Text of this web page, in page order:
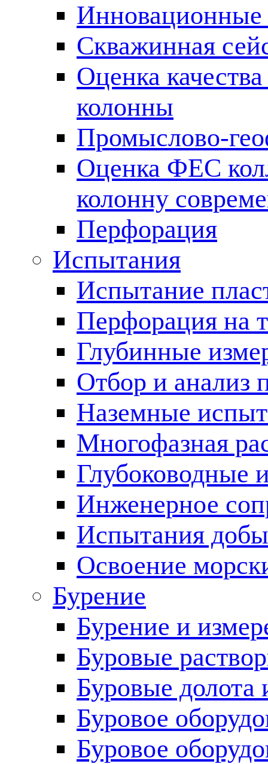
Инновационные
Скважинная
Оценка
колонны
Промыслово-
Оценка ФЕС
колонну
Перфорация
Испытания
Испытание
Перфорация на
Глубинные
Отбор и анализ
Наземные
Многофазная
Глубоководные
Инженерное
Испытания
Освоение
Бурение
Бурение и
Буровые
Буровые долота
Буровое
Буровое